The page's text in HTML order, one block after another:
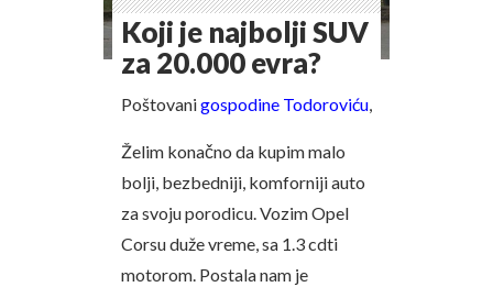
Koji je najbolji SUV
za 20.000 evra?
Poštovanigospodine Todoroviću,
Želim konačno da kupim malo
bolji, bezbedniji, komforniji auto
za svoju porodicu. Vozim Opel
Corsu duže vreme, sa 1.3 cdti
motorom. Postala nam je